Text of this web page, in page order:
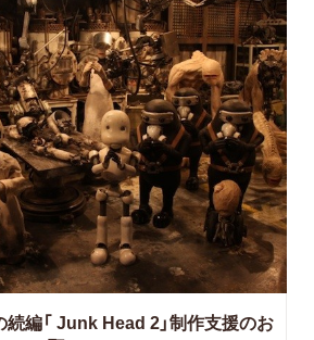
続編「 Junk Head 2」制作支援のお